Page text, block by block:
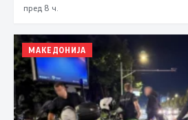
пред 8 ч.
МАКЕДОНИЈА